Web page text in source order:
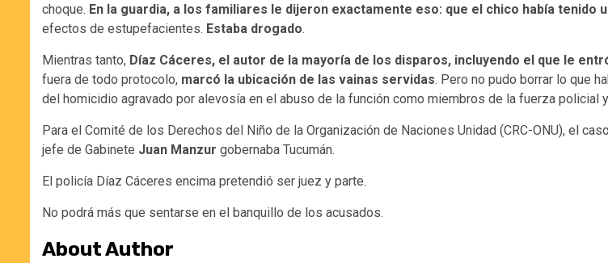
choque. En la guardia, a los familiares le dijeron exactamente eso: que el chico había tenido
efectos de estupefacientes. Estaba drogado.
Mientras tanto, Díaz Cáceres, el autor de la mayoría de los disparos, incluyendo el que le
fuera de todo protocolo, marcó la ubicación de las vainas servidas. Pero no pudo borrar lo que
del homicidio agravado por alevosía en el abuso de la función como miembros de la fuerza policial
Para el Comité de los Derechos del Niño de la Organización de Naciones Unidad (CRC-ONU), el
jefe de Gabinete Juan Manzur gobernaba Tucumán.
El policía Díaz Cáceres encima pretendió ser juez y parte.
No podrá más que sentarse en el banquillo de los acusados.
About Author